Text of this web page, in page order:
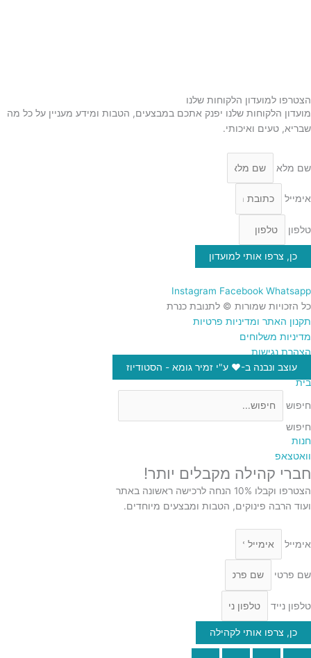
הצטרפו למועדון הלקוחות שלנו
מועדון הלקוחות שלנו יפנק אתכם במבצעים, הטבות ומידע מעניין על כל מה
שבריא, טעים ואיכותי.
שם מלא
אימייל
טלפון
כן, צרפו אותי למועדון
Instagram Facebook Whatsapp
כל הזכויות שמורות © לתנובת כנרת
תקנון האתר ומדיניות פרטיות
מדיניות משלוחים
הצהרת נגישות
עוצב ונבנה ב-♥︎ ע"י זמיר גומא - הסטודיוז
בית
חיפוש
חיפוש
חנות
וואטצאפ
חברי קהילה מקבלים יותר!
הצטרפו וקבלו 10% הנחה לרכישה ראשונה באתר
ועוד הרבה פינוקים, הטבות ומבצעים מיוחדים.
אימייל
שם פרטי
טלפון נייד
כן, צרפו אותי לקהילה